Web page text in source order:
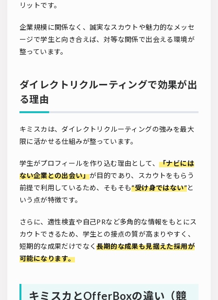
リットです。
企業規模に関係なく、誠実なスカウトや魅力的なメッセ
ージで学生と向き合えば、対等な関係で出会える環境が
整っています。
ダイレクトリクルーティングで効果が出
る理由
キミスカは、ダイレクトリクルーティングの強みを最大
限に活かせる仕組みが整っています。
学生がプロフィールを作り込む理由として、 「ナビには
ない企業との出会い」が目的であり、スカウトをもらう
前提で利用しているため、そもそも“受け身ではない”と
いう点が特徴です。
さらに、適性検査や自己PRなど多角的な情報をもとにス
カウトできるため、学生との接点の質が高まりやすく、
短期的な成果だけでなく長期的な成果も見据えた採用が
可能になります。
キミスカとOfferBoxの違い（競